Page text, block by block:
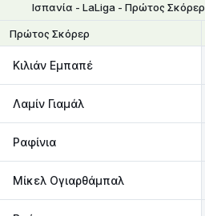
Ισπανία - LaLiga - Πρώτος Σκόρερ
Πρώτος Σκόρερ
Κιλιάν Εμπαπέ
Λαμίν Γιαμάλ
Ραφίνια
Μίκελ Ογιαρθάμπαλ